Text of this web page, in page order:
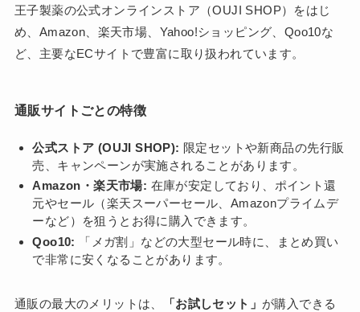
王子製薬の公式オンラインストア（OUJI SHOP）をはじ
め、Amazon、楽天市場、Yahoo!ショッピング、Qoo10な
ど、主要なECサイトで豊富に取り扱われています。
通販サイトごとの特徴
公式ストア (OUJI SHOP): 限定セットや新商品の先行販
売、キャンペーンが実施されることがあります。
Amazon・楽天市場: 在庫が安定しており、ポイント還
元やセール（楽天スーパーセール、Amazonプライムデ
ーなど）を狙うとお得に購入できます。
Qoo10:
「メガ割」などの大型セール時に、まとめ買い
で非常に安くなることがあります。
通販の最大のメリットは、 「お試しセット」 が購入できる